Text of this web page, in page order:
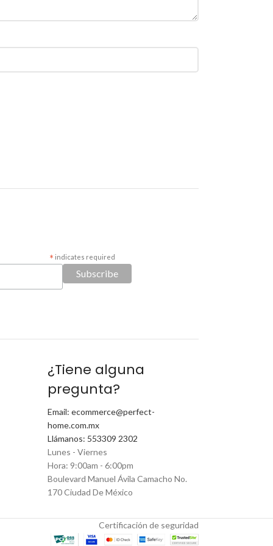
* indicates required
¿Tiene alguna
pregunta?
Email: ecommerce@perfect-
home.com.mx
Llámanos: 553309 2302
Lunes - Viernes
Hora: 9:00am - 6:00pm
Boulevard Manuel Ávila Camacho No.
170 Ciudad De México
Certificación de seguridad